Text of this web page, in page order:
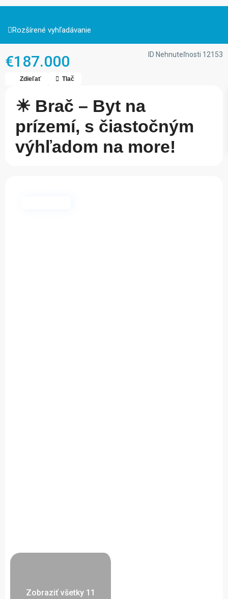
Rozšírené vyhľadávanie
ID Nehnuteľnosti 12153
€187.000
Zdieľať Tlač
☀ Brač – Byt na
prízemí, s čiastočným
výhľadom na more!
Zobraziť všetky 11